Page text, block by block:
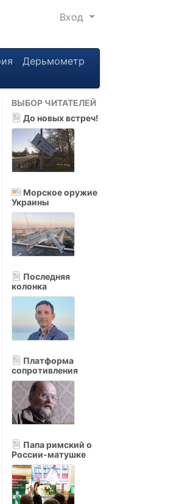
Вход
Дерьмометр
ВЫБОР ЧИТАТЕЛЕЙ
До новых встреч!
Морское оружие
Украины
Последняя
колонка
Платформа
сопротивления
Папа римский о
России-матушке